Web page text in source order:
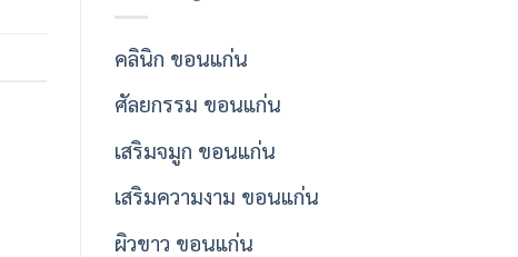
คลินิก ขอนแก่น
ศัลยกรรม ขอนแก่น
เสริมจมูก ขอนแก่น
เสริมความงาม ขอนแก่น
ผิวขาว ขอนแก่น